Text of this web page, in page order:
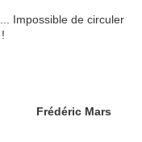
Impossible de circuler
Frédéric Mars